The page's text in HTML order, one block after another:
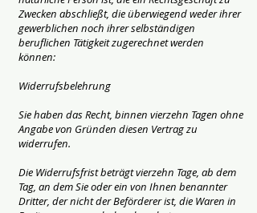
Zwecken abschließt, die überwiegend weder ihrer
gewerblichen noch ihrer selbständigen
beruflichen Tätigkeit zugerechnet werden
können:
Widerrufsbelehrung
Sie haben das Recht, binnen vierzehn Tagen ohne
Angabe von Gründen diesen Vertrag zu
widerrufen.
Die Widerrufsfrist beträgt vierzehn Tage, ab dem
Tag, an dem Sie oder ein von Ihnen benannter
Dritter, der nicht der Beförderer ist, die Waren in